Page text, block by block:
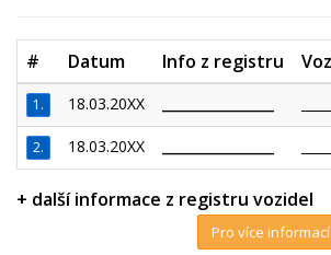
# Datum Info z registru
1. 18.03.20XX
2. 18.03.20XX
+ další informace z registru vozidel
Pro více